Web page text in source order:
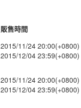
販售時間
2015/11/24 20:00(+0800)
2015/12/04 23:59(+0800)
2015/11/24 20:00(+0800)
2015/12/04 23:59(+0800)